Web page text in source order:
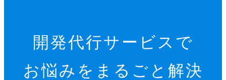
開発代行サービスで
お悩みをまるごと解決